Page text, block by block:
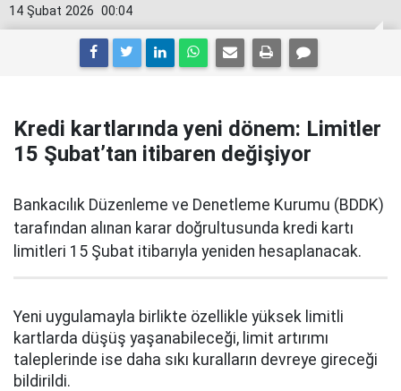
00:04
14 Şubat 2026
Kredi kartlarında yeni dönem: Limitler
15 Şubat’tan itibaren değişiyor
Bankacılık Düzenleme ve Denetleme Kurumu (BDDK)
tarafından alınan karar doğrultusunda kredi kartı
limitleri 15 Şubat itibarıyla yeniden hesaplanacak.
Yeni uygulamayla birlikte özellikle yüksek limitli
kartlarda düşüş yaşanabileceği, limit artırımı
taleplerinde ise daha sıkı kuralların devreye gireceği
bildirildi.